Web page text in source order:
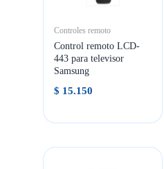
Controles remoto
Control remoto LCD-
443 para televisor
Samsung
$ 15.150